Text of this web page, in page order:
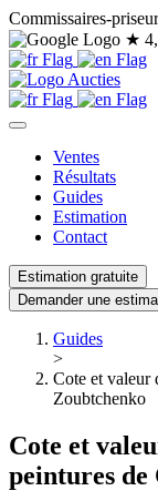
Commissaires-
★
Ventes
Résultats
Guides
Estimation
Contact
Estimation gratuite
Demander une
Guides
>
Cote et valeur
Zoubtchenko
Cote et
peintures de